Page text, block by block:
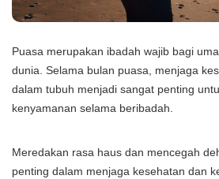
Puasa merupakan ibadah wajib bagi
dunia. Selama bulan puasa, menjaga
dalam tubuh menjadi sangat penting
kenyamanan selama beribadah.
Meredakan rasa haus dan mencegah
penting dalam menjaga kesehatan dan